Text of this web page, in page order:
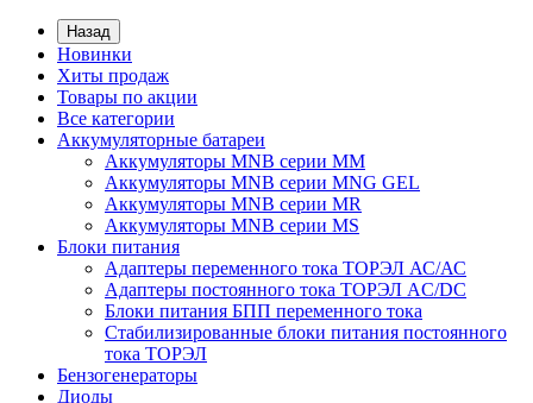
Назад
Новинки
Хиты продаж
Товары по акции
Все категории
Аккумуляторные батареи
Аккумуляторы MNB серии MM
Аккумуляторы MNB серии MNG GEL
Аккумуляторы MNB серии MR
Аккумуляторы MNB серии MS
Блоки питания
Адаптеры переменного тока ТОРЭЛ АС/АС
Адаптеры постоянного тока ТОРЭЛ AC/DC
Блоки питания БПП переменного тока
Стабилизированные блоки питания постоянного
тока ТОРЭЛ
Бензогенераторы
Диоды